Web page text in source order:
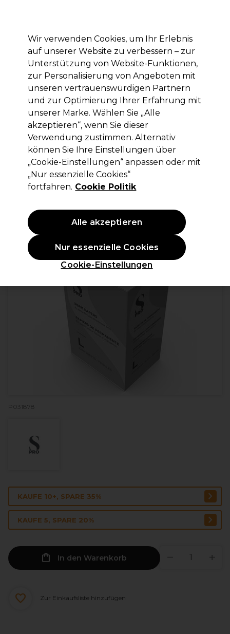
Anmelden
Marken Deals Haare Elektrogeräte Saloneinrichtung
Lieferung und Lieferzeiten
– mehr erfahren
S-PRO
S-PRO Dauerwell-Spitzenpapier
Ungefaltet L x1000
(5)
2,65 €ohne MwSt.
(PROFI-PREIS)
3,15 € inkl. MwSt.)
ANGEBOT
P031878
KAUFE 10+, SPARE 35%
KAUFE 5, SPARE 20%
In den Warenkorb
Zur Einkaufsliste hinzufügen
Wir verwenden Cookies, um Ihr Erlebnis
auf unserer Website zu verbessern – zur
Unterstützung von Website-Funktionen,
zur Personalisierung von Angeboten mit
unseren vertrauenswürdigen Partnern
und zur Optimierung Ihrer Erfahrung mit
unserer Marke. Wählen Sie „Alle
akzeptieren“, wenn Sie dieser
Verwendung zustimmen. Alternativ
können Sie Ihre Einstellungen über
„Cookie-Einstellungen“ anpassen oder mit
„Nur essenzielle Cookies“
fortfahren. Cookie Politik
Cookie-Einstellungen
Nur essenzielle Cookies
Alle akzeptieren